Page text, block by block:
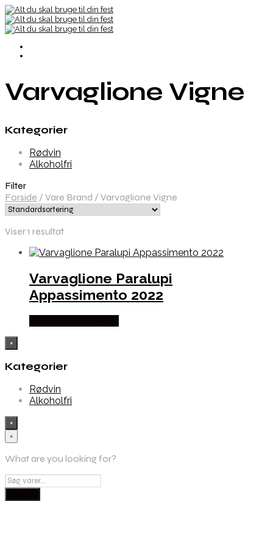
Varvaglione Vigne
Kategorier
Rødvin
Alkoholfri
Filter
Forside / Vare Brand / Varvaglione Vigne
Viser 1 resultat
Varvaglione Paralupi
Appassimento 2022
×
Kategorier
Rødvin
Alkoholfri
×
×
What are you looking for?